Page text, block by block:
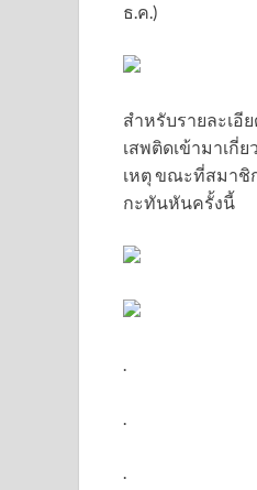
ธ.ค.)
สำหรับรายละเอี
เสพติดเข้ามาเกี่
เหตุ ขณะที่สมาชิ
กะทันหันครั้งนี้
.
.
.